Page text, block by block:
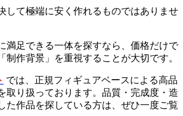
して極端に安く作れるものではありませ
満足できる一体を探すなら、価格だけで
制作背景」を重視することが大切です。
では、正規フィギュアベースによる高品
取り扱っております。品質・完成度・造
た作品を探している方は、ぜひ一度ご覧